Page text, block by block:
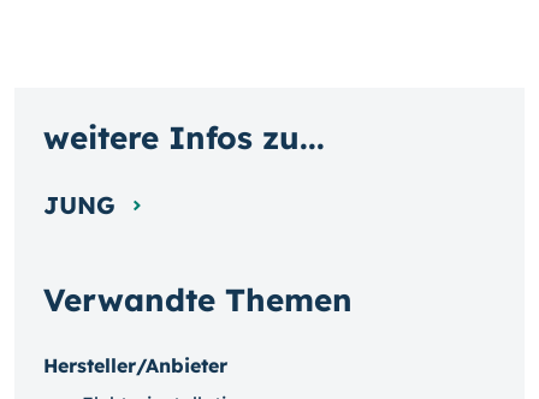
Verwandte Themen
Hersteller/Anbieter
weitere Infos zu...
JUNG